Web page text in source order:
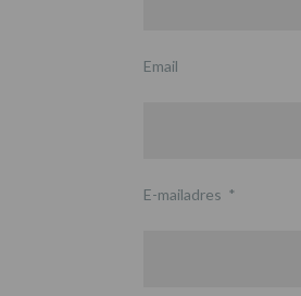
Email
E-mailadres *